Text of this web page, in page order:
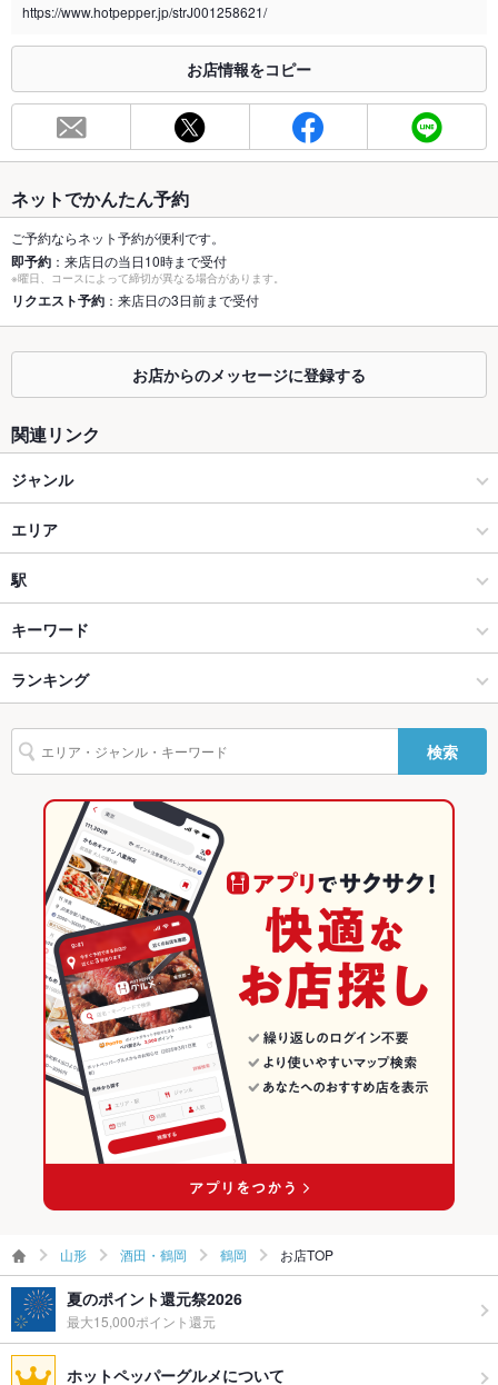
※2020年4月1日～受動喫煙対策に関する法律が施行されています。正しい情報はお店へお問い
総席数 62席
最大宴会収
62人
個室 なし
座敷 なし
掘りごたつ なし
カウンター なし
ソファー なし
テラス席
貸切
設備
Wi-Fi
ー
駐車場
その他設備 物販あり。発送も承っております。
その他
飲み放題 なし
食べ放題 なし
お子様連れ お子様連れ歓迎
ウェディン
グパーティ
ー二次会
－
https://www.hotpepper.jp/strJ001258621/
お店情報をコピー
ネットでかんたん予約
ご予約ならネット予約が便利です。
即予約 ：来店日の当日10時まで受付
※曜日、コースによって締切が異なる場合があります。
リクエスト予約 ：来店日の3日前まで受付
お店からのメッセージに登録する
関連リンク
ジャンル
和食
和食全般
酒田・鶴岡 × 和食
酒田・鶴岡 × 和食全般
鶴岡駅 × 和食
鶴岡駅 × 和食全般
エリア
鶴岡
鶴岡 × 和食
鶴岡 × 和食全般
山形
山形 × 和食
山形 × 和食全般
駅
鶴岡駅
キーワード
ひつまぶし
ランキング
山形のグルメランキング
山形の和食ランキング
酒田・鶴岡のグルメランキング
酒田・鶴岡の和食ランキング
鶴岡のグルメランキング
検索
山形 酒田・鶴岡 鶴岡 お店TOP
夏のポイント還元祭2026
最大15,000ポイント還元
ホットペッパーグルメについて